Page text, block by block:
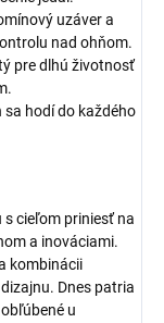
uzáver a
nad ohňom.
pre dlhú životnosť
sa hodí do každého
cieľom priniesť na
a inováciami.
kombinácii
Dnes patria
u